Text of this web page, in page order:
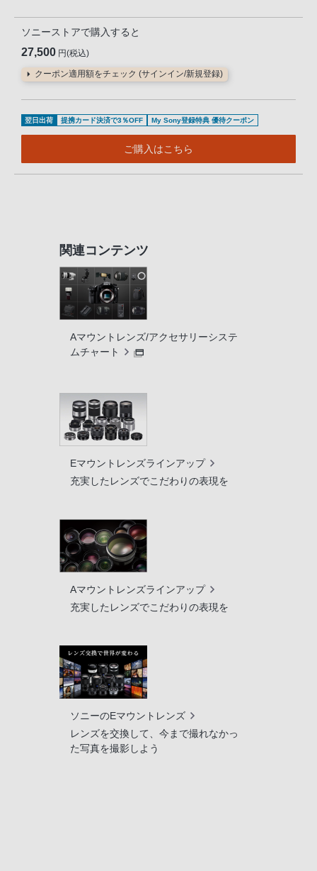
ソニーストアで購入すると
27,500 円(税込)
クーポン適用額をチェック (サインイン/新規登録)
翌日出荷 提携カード決済で3％OFF My Sony登録特典 優待クーポン
ご購入はこちら
関連コンテンツ
Aマウントレンズ/アクセサリーシステ
ムチャート
Eマウントレンズラインアップ
充実したレンズでこだわりの表現を
Aマウントレンズラインアップ
充実したレンズでこだわりの表現を
ソニーのEマウントレンズ
レンズを交換して、今まで撮れなかっ
た写真を撮影しよう